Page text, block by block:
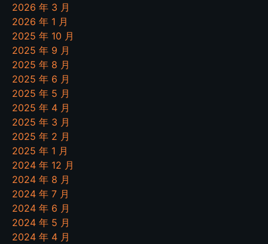
2026 年 3 月
2026 年 1 月
2025 年 10 月
2025 年 9 月
2025 年 8 月
2025 年 6 月
2025 年 5 月
2025 年 4 月
2025 年 3 月
2025 年 2 月
2025 年 1 月
2024 年 12 月
2024 年 8 月
2024 年 7 月
2024 年 6 月
2024 年 5 月
2024 年 4 月